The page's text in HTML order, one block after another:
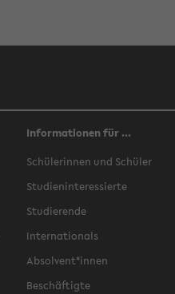
Informationen für ...
Schülerinnen und Schüler
Studieninteressierte
Studierende
Internationals
Absolvent*innen
Beschäftigte